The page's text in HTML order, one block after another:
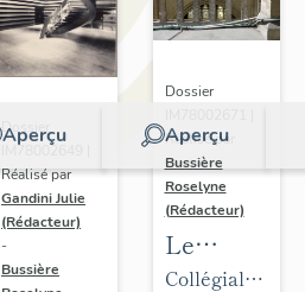
Aperçu
Dossier
IM78002649 |
Réalisé par
Gandini Julie
(Rédacteur)
-
Bussière
Aperçu
Dossier
Réalisé par
Bussière
Roselyne
(Rédacteur)
Le
mobilier
Collégiale